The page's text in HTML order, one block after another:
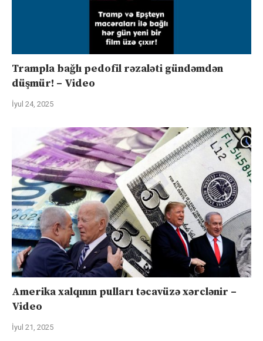
Trampla bağlı pedofil rəzaləti gündəmdən
düşmür! – Video
İyul 24, 2025
Amerika xalqının pulları təcavüzə xərclənir –
Video
İyul 21, 2025